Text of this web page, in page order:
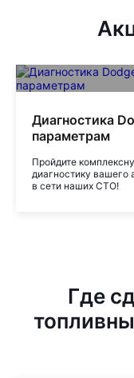
Диагностика
параметрам
Пройдите
диагностику вашего
в сети наших СТО!
Где